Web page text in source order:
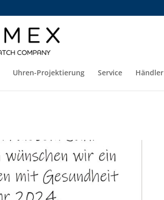
Uhren-Projektierung Service Händler